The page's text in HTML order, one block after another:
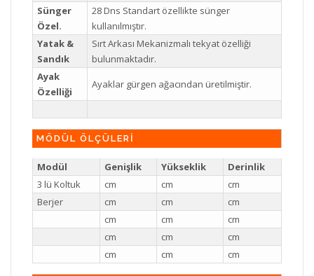
Sünger
Özel.
28 Dns Standart özellikte sünger
kullanılmıştır.
Yatak &
Sandık
Sırt Arkası Mekanizmalı tekyat özelliği
bulunmaktadır.
Ayak
Özelliği
Ayaklar gürgen ağacından üretilmiştir.
MÖDÜL ÖLÇÜLERİ
Modül Genişlik Yükseklik
Derinlik
3 lü Koltuk
cm cm
cm
Berjer
cm cm
cm
cm
cm
cm
cm
cm
cm
cm
cm cm